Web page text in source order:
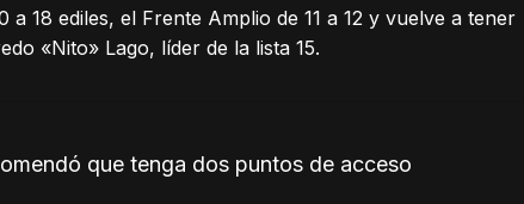
18 ediles, el Frente Amplio de 11 a 12 y vuelve a tener
«Nito» Lago, líder de la lista 15.
que tenga dos puntos de acceso